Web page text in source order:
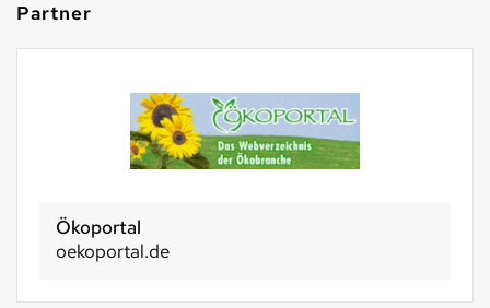
Partner
Ökoportal
oekoportal.de